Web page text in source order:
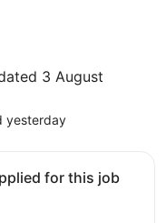
3 August
yesterday
for this job